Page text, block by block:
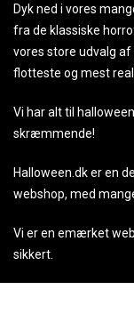
Dyk ned i vores
fra de klassiske
vores store udvalg af
flotteste og mest
Vi har alt til
skræmmende!
Halloween.dk er en
webshop, med
Vi er en emærket
sikkert.